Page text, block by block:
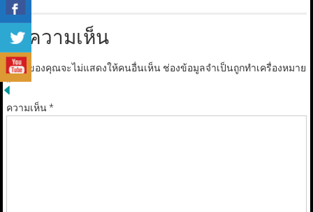
ใส่ความเห็น
อีเมลของคุณจะไม่แสดงให้คนอื่นเห็น ช่องข้อมูลจำเป็นถูกทำเครื่องหมาย
*
ความเห็น*